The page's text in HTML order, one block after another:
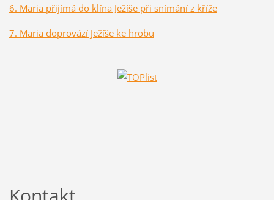
6. Maria přijímá do klína Ježíše při snímání z kříže
7. Maria doprovází Ježíše ke hrobu